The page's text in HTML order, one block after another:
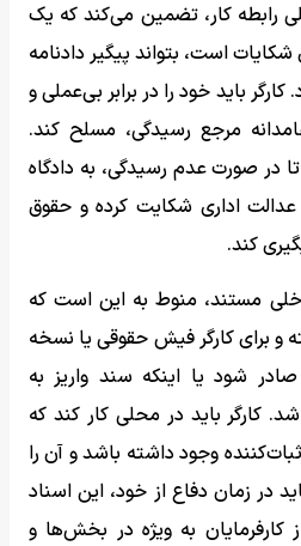
رابطه کار، تضمین می‌کند که یک
است، بتواند پیگیر دادنامه
باید خود را در برابر بی‌عملی و
مرجع رسیدگی، مسلح کند.
تا در صورت‌ عدم رسیدگی، به دادگاه
عدالت اداری شکایت کرده و حقوق
کند.
مستند، منوط به این است که
و برای کارگر فیش حقوقی یا نسخه
شود یا اینکه سند واریز به
کارگر باید در محلی کار کند که
وجود داشته باشد و آن را
در زمان دفاع از خود، این اسناد
کارفرمایان به ویژه در بخش‌ها و